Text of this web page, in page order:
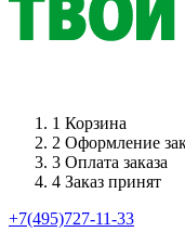
1 Корзина
2 Оформление
3 Оплата заказа
4 Заказ принят
+7(495)727-11-33